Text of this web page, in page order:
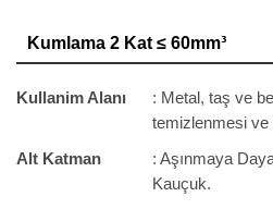
Kumlama 2 Kat ≤ 60mm³
Kullanim Alanı
: Metal, taş ve
temizlenmesi ve
Alt Katman
: Aşınmaya
Kauçuk.